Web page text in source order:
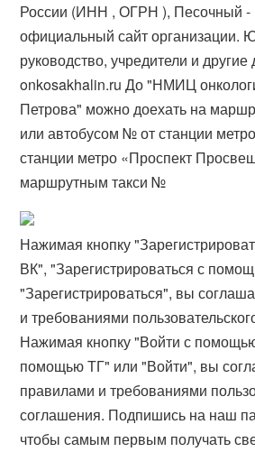
России (ИНН , ОГРН ), Песочный -
официальный сайт организации.
руководство, учредители и
onkosakhalin.ru До "НМИЦ
Петрова" можно доехать на
или автобусом № от станции
станции метро «Проспект
маршрутным такси №
Нажимая кнопку
ВК", "Зарегистрироваться с
"Зарегистрироваться", вы
и требованиями
Нажимая кнопку "Войти с
помощью ТГ" или "Войти", вы
правилами и требованиями
соглашения. Подпишись на наш
чтобы самым первым получать